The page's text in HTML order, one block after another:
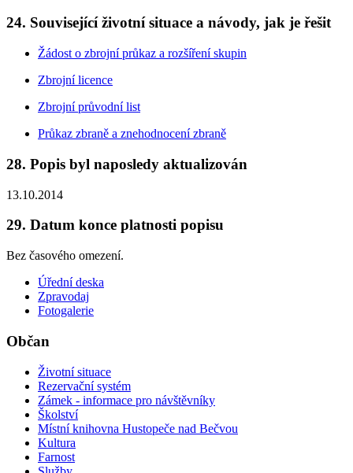
24. Související životní situace a návody, jak je řešit
Žádost o zbrojní průkaz a rozšíření skupin
Zbrojní licence
Zbrojní průvodní list
Průkaz zbraně a znehodnocení zbraně
28. Popis byl naposledy aktualizován
13.10.2014
29. Datum konce platnosti popisu
Bez časového omezení.
Úřední deska
Zpravodaj
Fotogalerie
Občan
Životní situace
Rezervační systém
Zámek - informace pro návštěvníky
Školství
Místní knihovna Hustopeče nad Bečvou
Kultura
Farnost